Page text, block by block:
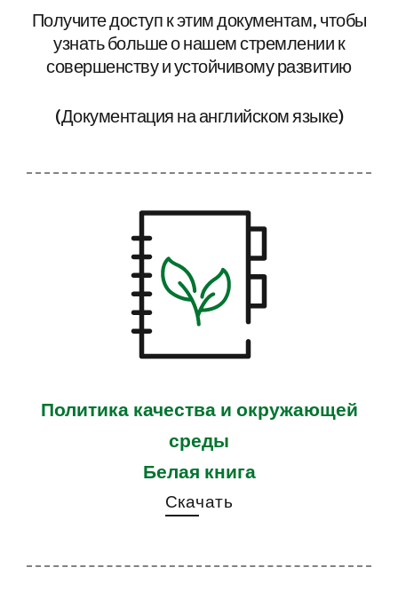
Получите доступ к этим документам, чтобы
узнать больше о нашем стремлении к
совершенству и устойчивому развитию
(Документация на английском языке)
Политика качества и окружающей
среды
Белая книга
Скачать